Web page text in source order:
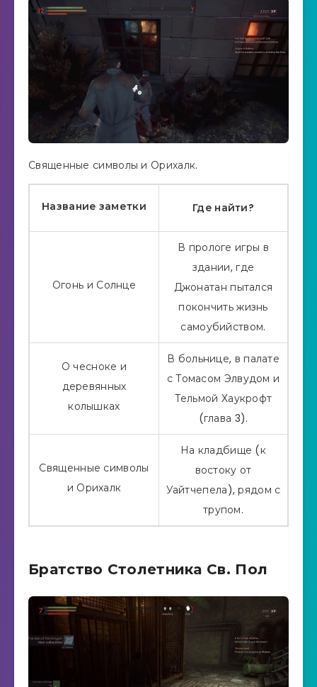
Священные символы и Орихалк.
Название заметки Где найти?
Огонь и Солнце
В прологе игры в
здании, где
Джонатан пытался
покончить жизнь
самоубийством.
О чесноке и
деревянных
колышках
В больнице, в палате
с Томасом Элвудом и
Тельмой Хаукрофт
(глава 3).
Священные символы
и Орихалк
На кладбище (к
востоку от
Уайтчепела), рядом с
трупом.
Братство Столетника Св. Пол